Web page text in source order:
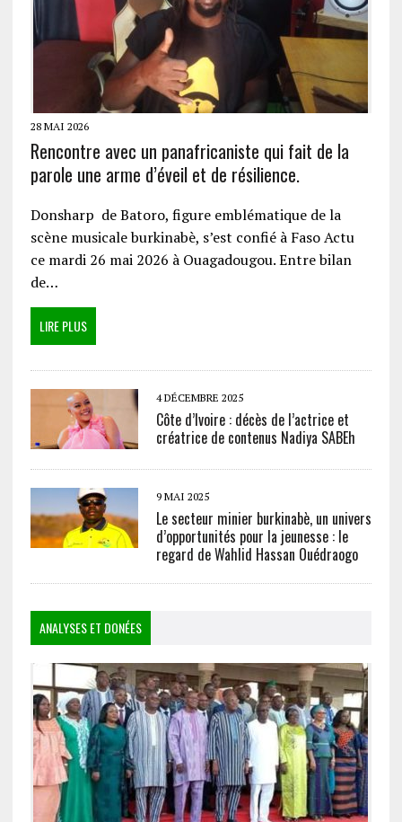
28 MAI 2026
Rencontre avec un panafricaniste qui fait de la
parole une arme d’éveil et de résilience.
Donsharp de Batoro, figure emblématique de la
scène musicale burkinabè, s’est confié à Faso Actu
ce mardi 26 mai 2026 à Ouagadougou. Entre bilan
de…
LIRE PLUS
4 DÉCEMBRE 2025
Côte d’Ivoire : décès de l’actrice et
créatrice de contenus Nadiya SABEh
9 MAI 2025
Le secteur minier burkinabè, un univers
d’opportunités pour la jeunesse : le
regard de Wahlid Hassan Ouédraogo
ANALYSES ET DONÉES